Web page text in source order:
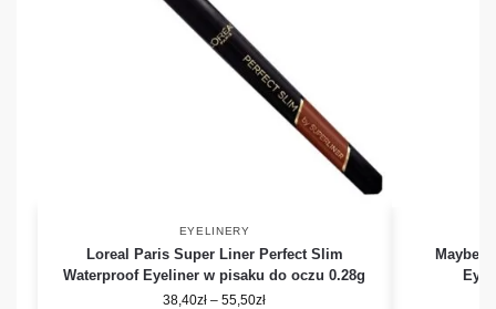
EYELINERY
Loreal Paris Super Liner Perfect Slim
Waterproof Eyeliner w pisaku do oczu 0.28g
38,40zł – 55,50zł